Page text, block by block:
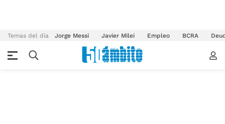
Temas del día Jorge Messi Javier Milei Empleo BCRA